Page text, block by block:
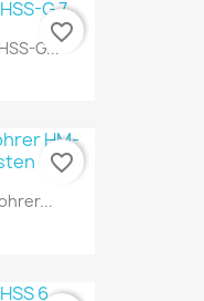
G...
favorite_border
favorite_border